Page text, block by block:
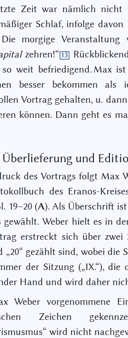
Zeit war nämlich
Schlaf, infolge
morgige
zehren!“ 13
weit befriedigend. Max
besser bekommen
Vortrag gehalten, u.
können. Dann geht es
und
des Vortrags folgt Max
des Eranos-
19–20 (A). Als Überschrift
gewählt. Weber hielt es in
erstreckt sich über
„20“ gezählt sind, wobei
der Sitzung („IX.“),
Hand und wird daher
Weber vorgenommene
Zeichen
wird nicht